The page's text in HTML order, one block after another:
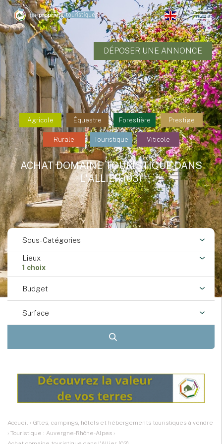
DÉPOSER UNE ANNONCE
Agricole Équestre Forestière Prestige
Rurale Touristique Viticole
ACHAT DOMAINE TOURISTIQUE DANS
L'ALLIER (03)
Sous-Catégories
Lieux
1 choix
Budget
Surface
Accueil › Gîtes, campings, hôtels et hébergements touristiques à vendre
› Touristique : Auvergne-Rhône-Alpes ›